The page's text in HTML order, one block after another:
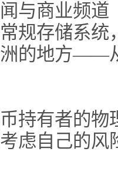
与商业频道
规存储系
的地方——
持有者的
虑自己的风